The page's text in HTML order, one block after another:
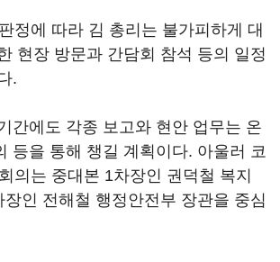
정에 따라 김 총리는 불가피하게 대
현장 방문과 간담회 참석 등의 일정
.
간에도 각종 보고와 현안 업무는 온
등을 통해 챙길 계획이다. 아울러 코
의는 중대본 1차장인 권덕철 복지
인 전해철 행정안전부 장관을 중심